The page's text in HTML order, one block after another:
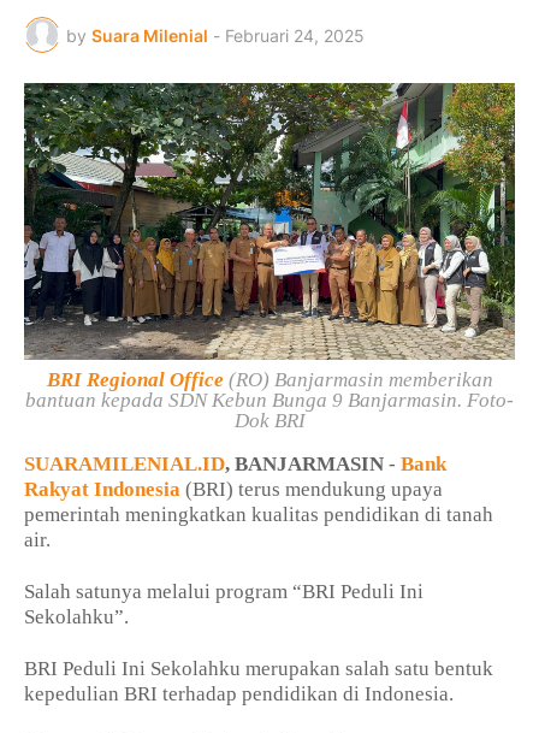
by Suara Milenial - Februari 24, 2025
BRI Regional Office (RO) Banjarmasin memberikan
bantuan kepada SDN Kebun Bunga 9 Banjarmasin. Foto-
Dok BRI
SUARAMILENIAL.ID, BANJARMASIN - Bank
Rakyat Indonesia (BRI) terus mendukung upaya
pemerintah meningkatkan kualitas pendidikan di tanah
air.
Salah satunya melalui program “BRI Peduli Ini
Sekolahku”.
BRI Peduli Ini Sekolahku merupakan salah satu bentuk
kepedulian BRI terhadap pendidikan di Indonesia.